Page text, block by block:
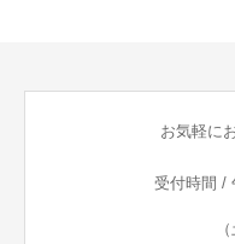
お気軽に
受付時間 /